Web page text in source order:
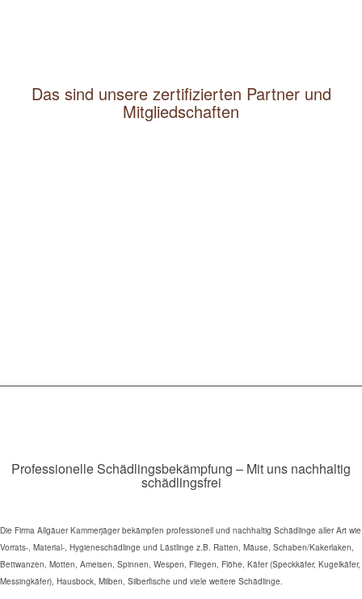
Das sind unsere zertifizierten Partner und
Mitgliedschaften
Professionelle Schädlingsbekämpfung – Mit uns nachhaltig
schädlingsfrei
Die Firma Allgäuer Kammerjäger bekämpfen professionell und nachhaltig Schädlinge aller Art wie
Vorrats-, Material-, Hygieneschädlinge und Lästlinge z.B. Ratten, Mäuse, Schaben/Kakerlaken,
Bettwanzen, Motten, Ameisen, Spinnen, Wespen, Fliegen, Flöhe, Käfer (Speckkäfer, Kugelkäfer,
Messingkäfer), Hausbock, Milben, Silberfische und viele weitere Schädlinge.